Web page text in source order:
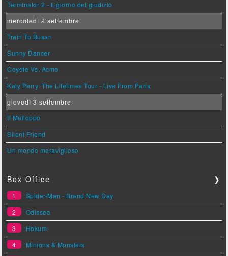
Terminator 2 - Il giorno del giudizio
mercoledì 2 settembre
Train To Busan
Sunny Dancer
Coyote Vs. Acme
Katy Perry: The Lifetimes Tour - Live From Paris
giovedì 3 settembre
Il Malloppo
Silent Friend
Un mondo meraviglioso
Box Office ❯
1
Spider-Man - Brand New Day
2
Odissea
3
Hokum
4
Minions & Monsters